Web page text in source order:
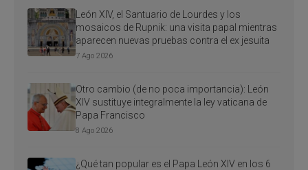
León XIV, el Santuario de Lourdes y los
mosaicos de Rupnik: una visita papal mientras
aparecen nuevas pruebas contra el ex jesuita
7 Ago 2026
Otro cambio (de no poca importancia): León
XIV sustituye integralmente la ley vaticana de
Papa Francisco
8 Ago 2026
¿Qué tan popular es el Papa León XIV en los 6